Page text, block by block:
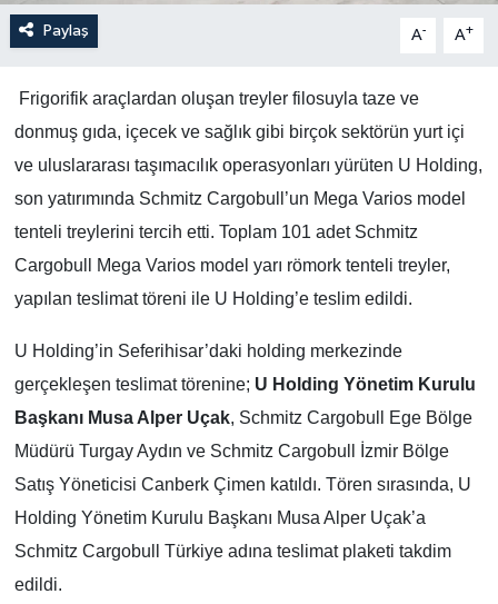
Paylaş A- A+
Frigorifik araçlardan oluşan treyler filosuyla taze ve
donmuş gıda, içecek ve sağlık gibi birçok sektörün yurt içi
ve uluslararası taşımacılık operasyonları yürüten U Holding,
son yatırımında Schmitz Cargobull’un Mega Varios model
tenteli treylerini tercih etti. Toplam 101 adet Schmitz
Cargobull Mega Varios model yarı römork tenteli treyler,
yapılan teslimat töreni ile U Holding’e teslim edildi.
U Holding’in Seferihisar’daki holding merkezinde
gerçekleşen teslimat törenine; U Holding Yönetim Kurulu
Başkanı Musa Alper Uçak, Schmitz Cargobull Ege Bölge
Müdürü Turgay Aydın ve Schmitz Cargobull İzmir Bölge
Satış Yöneticisi Canberk Çimen katıldı. Tören sırasında, U
Holding Yönetim Kurulu Başkanı Musa Alper Uçak’a
Schmitz Cargobull Türkiye adına teslimat plaketi takdim
edildi.